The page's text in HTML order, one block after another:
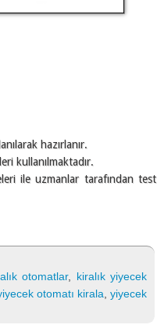
hazırlanır.
kullanılmaktadır.
ile uzmanlar tarafından test
otomatlar, kiralık yiyecek
otomatı kirala ,yiyecek